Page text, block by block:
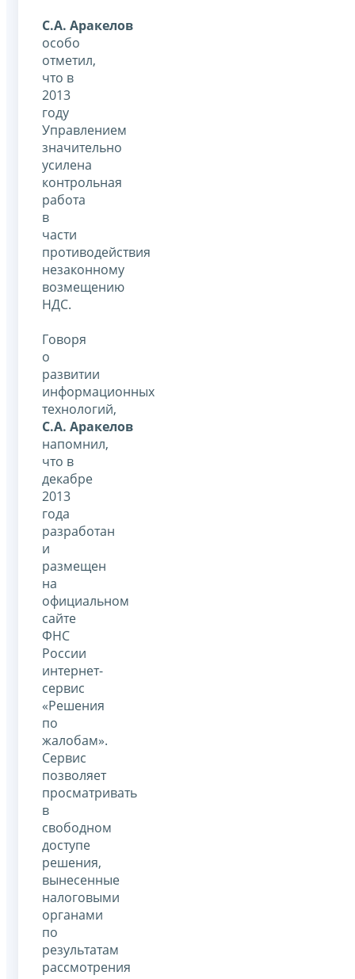
С.А. Аракелов
особо
отметил,
что в
2013
году
Управлением
значительно
усилена
контрольная
работа
в
части
противодействия
незаконному
возмещению
НДС.
Говоря
о
развитии
информационных
технологий,
С.А. Аракелов
напомнил,
что в
декабре
2013
года
разработан
и
размещен
на
официальном
сайте
ФНС
России
интернет-
сервис
«Решения
по
жалобам».
Сервис
позволяет
просматривать
в
свободном
доступе
решения,
вынесенные
налоговыми
органами
по
результатам
рассмотрения